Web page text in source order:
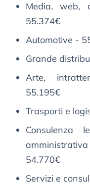
Media, web,
55.374€
Automotive -
Grande
Arte,
55.195€
Trasporti e
Consulenza
54.770€
Servizi e